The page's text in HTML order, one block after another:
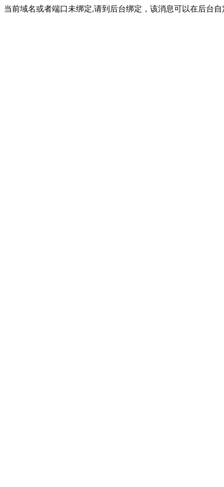
当前域名或者端口未绑定,请到后台绑定，该消息可以在后台自